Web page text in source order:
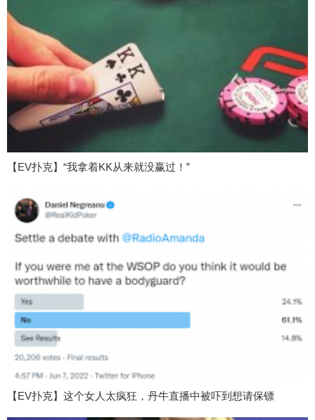
【EV扑克】“我拿着KK从来就没赢过！”
【EV扑克】这个女人太疯狂，丹牛直播中被吓到想请保镖